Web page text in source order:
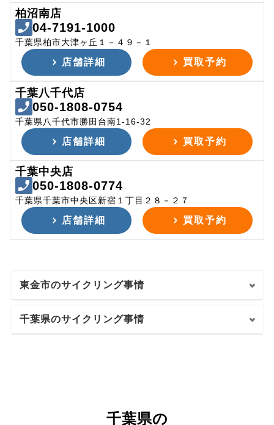
柏沼南店
04-7191-1000
千葉県柏市大津ヶ丘１－４９－１
店舗詳細 買取予約
千葉八千代店
050-1808-0754
千葉県八千代市勝田台南1-16-32
店舗詳細 買取予約
千葉中央店
050-1808-0774
千葉県千葉市中央区新宿１丁目２８－２７
店舗詳細 買取予約
東金市のサイクリング事情
千葉県のサイクリング事情
千葉県の